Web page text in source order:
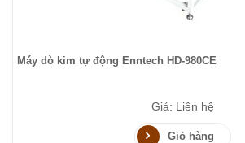
Máy dò kim tự động Enntech HD-980CE
Giá: Liên hệ
Giỏ hàng